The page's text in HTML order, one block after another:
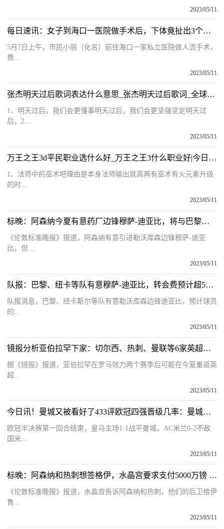
2023/05/11
每日速讯：女子到海口一医院做手术后，下体竟扯出3个棉签头…
5月7日上午，市民小丽（化名）前往海口一家私立医院做人流手术，
费...
2023/05/11
张杰明天过后歌词表达什么意思_张杰明天过后歌词_全球播资讯
1、明天过后，我们会更懂事明天过后，我们会更坚强坚定明天过
后。2...
2023/05/11
万王之王3d平民职业选什么好_万王之王3什么职业好|今日热讯
1、法师中的巫术吧理由是本身法师输出就高再有巫术有火元素升级
的时...
2023/05/11
标晚：阿森纳今夏有意药厂边锋穆萨-迪亚比，将与巴黎竞争 环球观热点
《伦敦标准晚报》报道，阿森纳有意引进勒沃库森边锋穆萨-迪亚
比，但...
2023/05/11
队报：巴黎、纽卡等队有意穆萨-迪亚比，转会费预计超5000万欧_天天快讯
队报消息，巴黎、纽卡斯尔等队有意勒沃库森边锋迪亚比，预计球员
的...
2023/05/11
镜报分析亚伯拉罕下家：切尔西、热刺、曼联等6家英超俱乐部在列 环球实时
据《镜报》报道，亚伯拉罕在罗马效力两个赛季后可能在今夏重返英
超...
2023/05/11
今日讯！曼城又被看好了433评欧冠四强晋级几率：曼城七成，国米达94%
欧冠半决赛第一回合结束，皇马主场1-1战平曼城，AC米兰0-2不敌
国米...
2023/05/11
标晚：阿森纳和热刺想签格伊，水晶宫要求支付5000万镑 当前快报
《伦敦标准晚报》报道，水晶宫告诉阿森纳和热刺，他们的后卫格伊
售...
2023/05/11